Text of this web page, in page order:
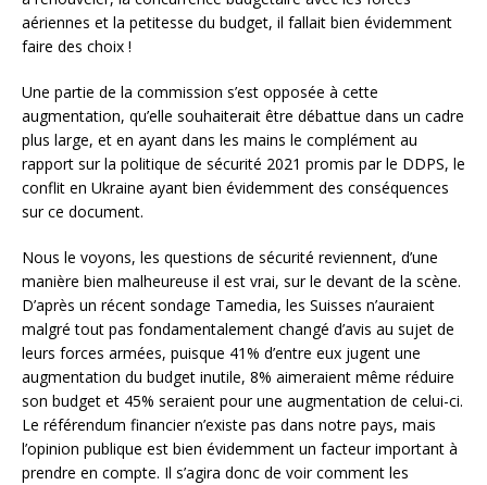
aériennes et la petitesse du budget, il fallait bien évidemment
faire des choix !
Une partie de la commission s’est opposée à cette
augmentation, qu’elle souhaiterait être débattue dans un cadre
plus large, et en ayant dans les mains le complément au
rapport sur la politique de sécurité 2021 promis par le DDPS, le
conflit en Ukraine ayant bien évidemment des conséquences
sur ce document.
Nous le voyons, les questions de sécurité reviennent, d’une
manière bien malheureuse il est vrai, sur le devant de la scène.
D’après un récent sondage Tamedia, les Suisses n’auraient
malgré tout pas fondamentalement changé d’avis au sujet de
leurs forces armées, puisque 41% d’entre eux jugent une
augmentation du budget inutile, 8% aimeraient même réduire
son budget et 45% seraient pour une augmentation de celui-ci.
Le référendum financier n’existe pas dans notre pays, mais
l’opinion publique est bien évidemment un facteur important à
prendre en compte. Il s’agira donc de voir comment les